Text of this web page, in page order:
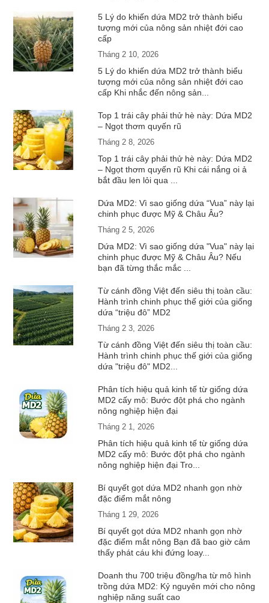
5 Lý do khiến dứa MD2 trở thành biểu
tượng mới của nông sản nhiệt đới cao
cấp
Tháng 2 10, 2026
5 Lý do khiến dứa MD2 trở thành biểu
tượng mới của nông sản nhiệt đới cao
cấp Khi nhắc đến nông sản...
Top 1 trái cây phải thử hè này: Dứa MD2
– Ngọt thơm quyến rũ
Tháng 2 8, 2026
Top 1 trái cây phải thử hè này: Dứa MD2
– Ngọt thơm quyến rũ Khi cái nắng oi ả
bắt đầu len lỏi qua ...
Dứa MD2: Vì sao giống dứa “Vua” này lại
chinh phục được Mỹ & Châu Âu?
Tháng 2 5, 2026
Dứa MD2: Vì sao giống dứa "Vua" này lại
chinh phục được Mỹ & Châu Âu? Nếu
bạn đã từng thắc mắc ...
Từ cánh đồng Việt đến siêu thị toàn cầu:
Hành trình chinh phục thế giới của giống
dứa “triệu đô” MD2
Tháng 2 3, 2026
Từ cánh đồng Việt đến siêu thị toàn cầu:
Hành trình chinh phục thế giới của giống
dứa "triệu đô" MD2...
Phân tích hiệu quả kinh tế từ giống dứa
MD2 cấy mô: Bước đột phá cho ngành
nông nghiệp hiện đại
Tháng 2 1, 2026
Phân tích hiệu quả kinh tế từ giống dứa
MD2 cấy mô: Bước đột phá cho ngành
nông nghiệp hiện đại Tro...
Bí quyết gọt dứa MD2 nhanh gọn nhờ
đặc điểm mắt nông
Tháng 1 29, 2026
Bí quyết gọt dứa MD2 nhanh gọn nhờ
đặc điểm mắt nông Bạn đã bao giờ cảm
thấy phát cáu khi đứng loay...
Doanh thu 700 triệu đồng/ha từ mô hình
trồng dứa MD2: Kỷ nguyên mới cho nông
nghiệp năng suất cao